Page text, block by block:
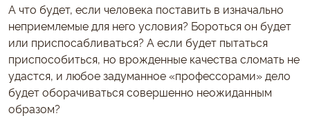
А что будет, если человека поставить в изначально
неприемлемые для него условия? Бороться он будет
или приспосабливаться? А если будет пытаться
приспособиться, но врожденные качества сломать не
удастся, и любое задуманное «профессорами» дело
будет оборачиваться совершенно неожиданным
образом?